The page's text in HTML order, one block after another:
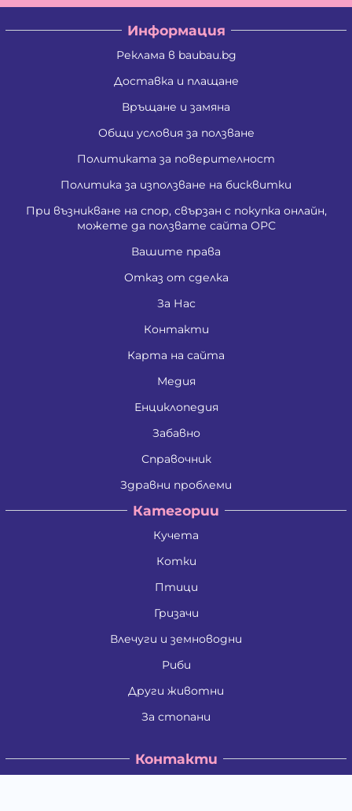
Информация
Реклама в baubau.bg
Доставка и плащане
Връщане и замяна
Общи условия за ползване
Политиката за поверителност
Политика за използване на бисквитки
При възникване на спор, свързан с покупка онлайн,
можете да ползвате сайта ОРС
Вашите права
Отказ от сделка
За Нас
Контакти
Карта на сайта
Медия
Енциклопедия
Забавно
Справочник
Здравни проблеми
Категории
Кучета
Котки
Птици
Гризачи
Влечуги и земноводни
Риби
Други животни
За стопани
Контакти